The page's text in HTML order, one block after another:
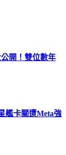
開！雙位數年
艦卡關遭Meta強